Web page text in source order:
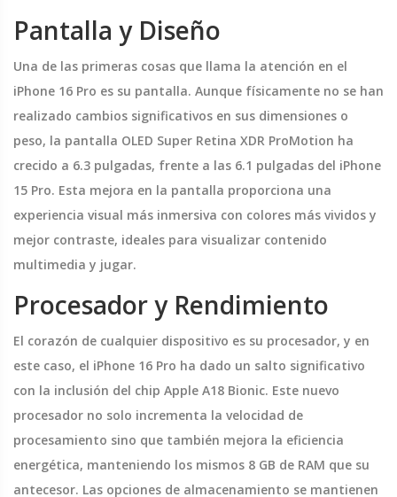
Pantalla y Diseño
Una de las primeras cosas que llama la atención en el
iPhone 16 Pro es su pantalla. Aunque físicamente no se han
realizado cambios significativos en sus dimensiones o
peso, la pantalla OLED Super Retina XDR ProMotion ha
crecido a 6.3 pulgadas, frente a las 6.1 pulgadas del iPhone
15 Pro. Esta mejora en la pantalla proporciona una
experiencia visual más inmersiva con colores más vividos y
mejor contraste, ideales para visualizar contenido
multimedia y jugar.
Procesador y Rendimiento
El corazón de cualquier dispositivo es su procesador, y en
este caso, el iPhone 16 Pro ha dado un salto significativo
con la inclusión del chip Apple A18 Bionic. Este nuevo
procesador no solo incrementa la velocidad de
procesamiento sino que también mejora la eficiencia
energética, manteniendo los mismos 8 GB de RAM que su
antecesor. Las opciones de almacenamiento se mantienen